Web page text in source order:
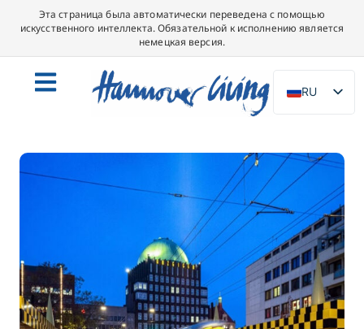
Эта страница была автоматически переведена с помощью
искусственного интеллекта. Обязательной к исполнению является
немецкая версия.
RU
DE
NL
ES
IT
DA
SV